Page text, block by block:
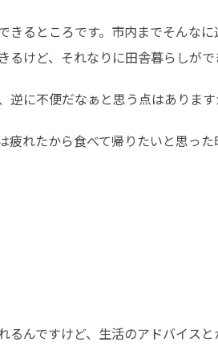
るところです。市内までそんな
けど、それなりに田舎暮らしがで
逆に不便だなぁと思う点はあります
れたから食べて帰りたいと思っ
んですけど、生活のアドバイスと